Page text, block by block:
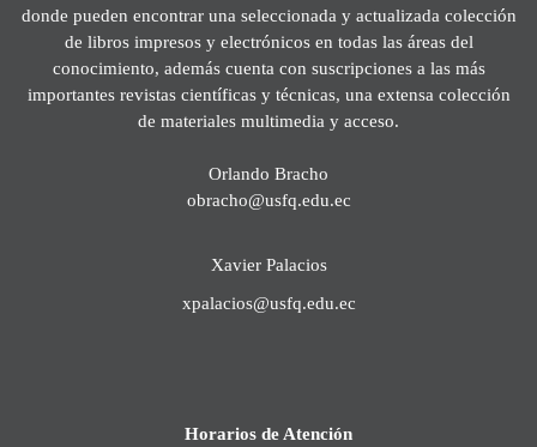
donde pueden encontrar una seleccionada y actualizada colección
de libros impresos y electrónicos en todas las áreas del
conocimiento, además cuenta con suscripciones a las más
importantes revistas científicas y técnicas, una extensa colección
de materiales multimedia y acceso.
Orlando Bracho
obracho@usfq.edu.ec
Xavier Palacios
xpalacios@usfq.edu.ec
Horarios de Atención